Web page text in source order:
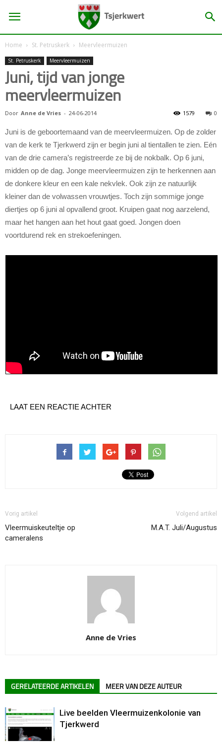
Home St. Petruskerk Meervleermuizen
St. Petruskerk Meervleermuizen
Juni, tijd van jonge
meervleermuizen
Door Anne de Vries - 24-06-2014 0
1579
Juni is de geboortemaand van de meervleermuizen. Op de zolder
van de kerk te Tjerkwerd zijn er begin juni al tientallen te zien. Eén
van de drie camera’s registreerde ze bij de nokbalk. Op 6 juni,
midden op de dag. Jonge meervleermuizen zijn te herkennen aan
de donkere kleur en een kale nekvlek. Ook zijn ze natuurlijk
kleiner dan de volwassen vrouwtjes. Toch zijn sommige jonge
diertjes op 6 juni al opvallend groot. Kruipen gaat nog aarzelend,
maar het hangen aan het hout gaat goed. Jongen doen
voortdurend rek en strekoefeningen.
LAAT EEN REACTIE ACHTER
Vorig artikel
Vleermuiskeuteltje op
cameralens
Volgend artikel
M.A.T. Juli/Augustus
Anne de Vries
GERELATEERDE ARTIKELEN MEER VAN DEZE AUTEUR
Live beelden Vleermuizenkolonie van
Tjerkwerd